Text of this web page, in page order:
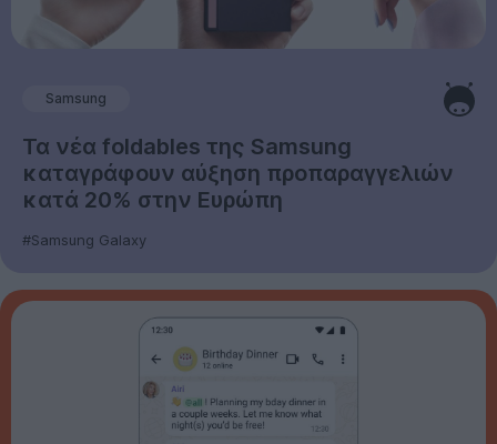
Samsung
Τα νέα foldables της Samsung
καταγράφουν αύξηση προπαραγγελιών
κατά 20% στην Ευρώπη
#Samsung Galaxy